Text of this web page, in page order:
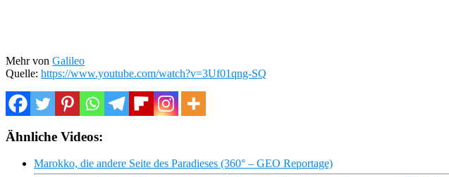
Mehr von Galileo
Quelle: https://www.youtube.com/watch?v=3Uf01qng-SQ
Ähnliche Videos:
Marokko, die andere Seite des Paradieses (360° – GEO Reportage)